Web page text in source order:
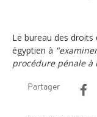
Le bureau des
égyptien à
procédure pénale à
Partager